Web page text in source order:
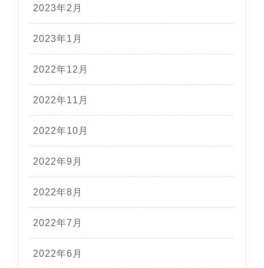
2023年2月
2023年1月
2022年12月
2022年11月
2022年10月
2022年9月
2022年8月
2022年7月
2022年6月